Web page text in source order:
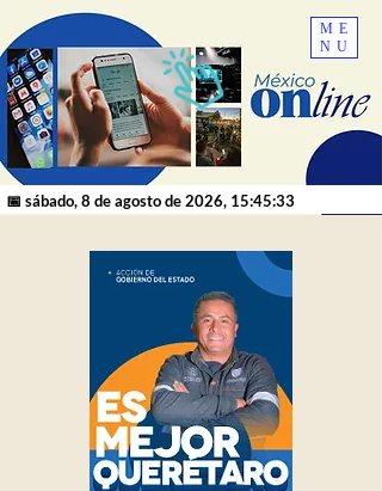
ME
NU
📅 sábado, 8 de agosto de 2026, 15:45:33